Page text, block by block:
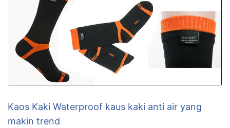
Kaos Kaki Waterproof kaus kaki anti air yang
makin trend